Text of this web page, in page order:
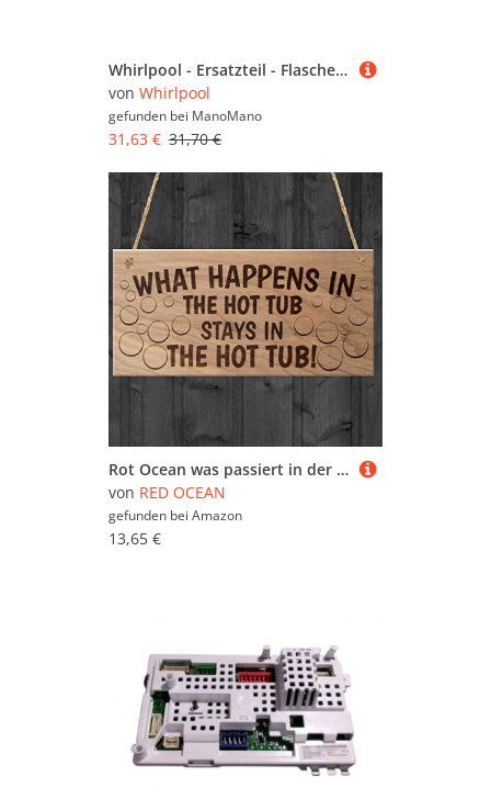
Whirlpool - Ersatzteil - Flaschenfach - ignis
von Whirlpool
gefunden bei ManoMano
31,63 € 31,70 €
Rot Ocean was passiert in der Whirlpool bleibt in der Whirlpool Funny Holzschild Wandschild zum Aufhängen Geschenk, Holz
von RED OCEAN
gefunden bei Amazon
13,65 €